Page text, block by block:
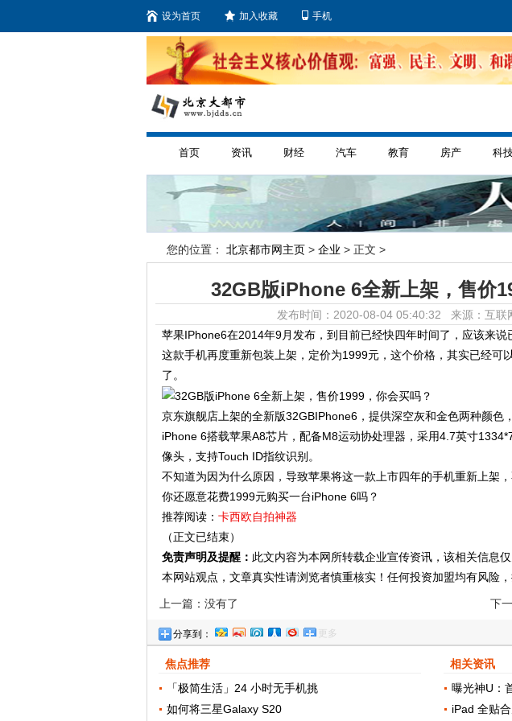
设为首页 加入收藏 手机
首页 资讯 财经 汽车 教育 房产 科
您的位置： 北京都市网主页 > 企业 > 正文 >
32GB版iPhone 6全新上架，售价
发布时间：2020-08-04 05:40:32 来源：互联
苹果IPhone6在2014年9月发布，到目前已经快四年时间了，应该来
这款手机再度重新包装上架，定价为1999元，这个价格，其实已经可
了。
京东旗舰店上架的全新版32GBIPhone6，提供深空灰和金色两种颜色
iPhone 6搭载苹果A8芯片，配备M8运动协处理器，采用4.7英寸
像头，支持Touch ID指纹识别。
不知道为因为什么原因，导致苹果将这一款上市四年的手机重新上架
你还愿意花费1999元购买一台iPhone 6吗？
推荐阅读： 卡西欧自拍神器
（正文已结束）
免责声明及提醒： 此文内容为本网所转载企业宣传资讯，该相关信息
本网站观点，文章真实性请浏览者慎重核实！任何投资加盟均有风险
上一篇：没有了 下
分享到： 更多
焦点推荐
「极简生活」24 小时无手机挑
如何将三星Galaxy S20
相关资讯
曝光神U：
iPad 全贴